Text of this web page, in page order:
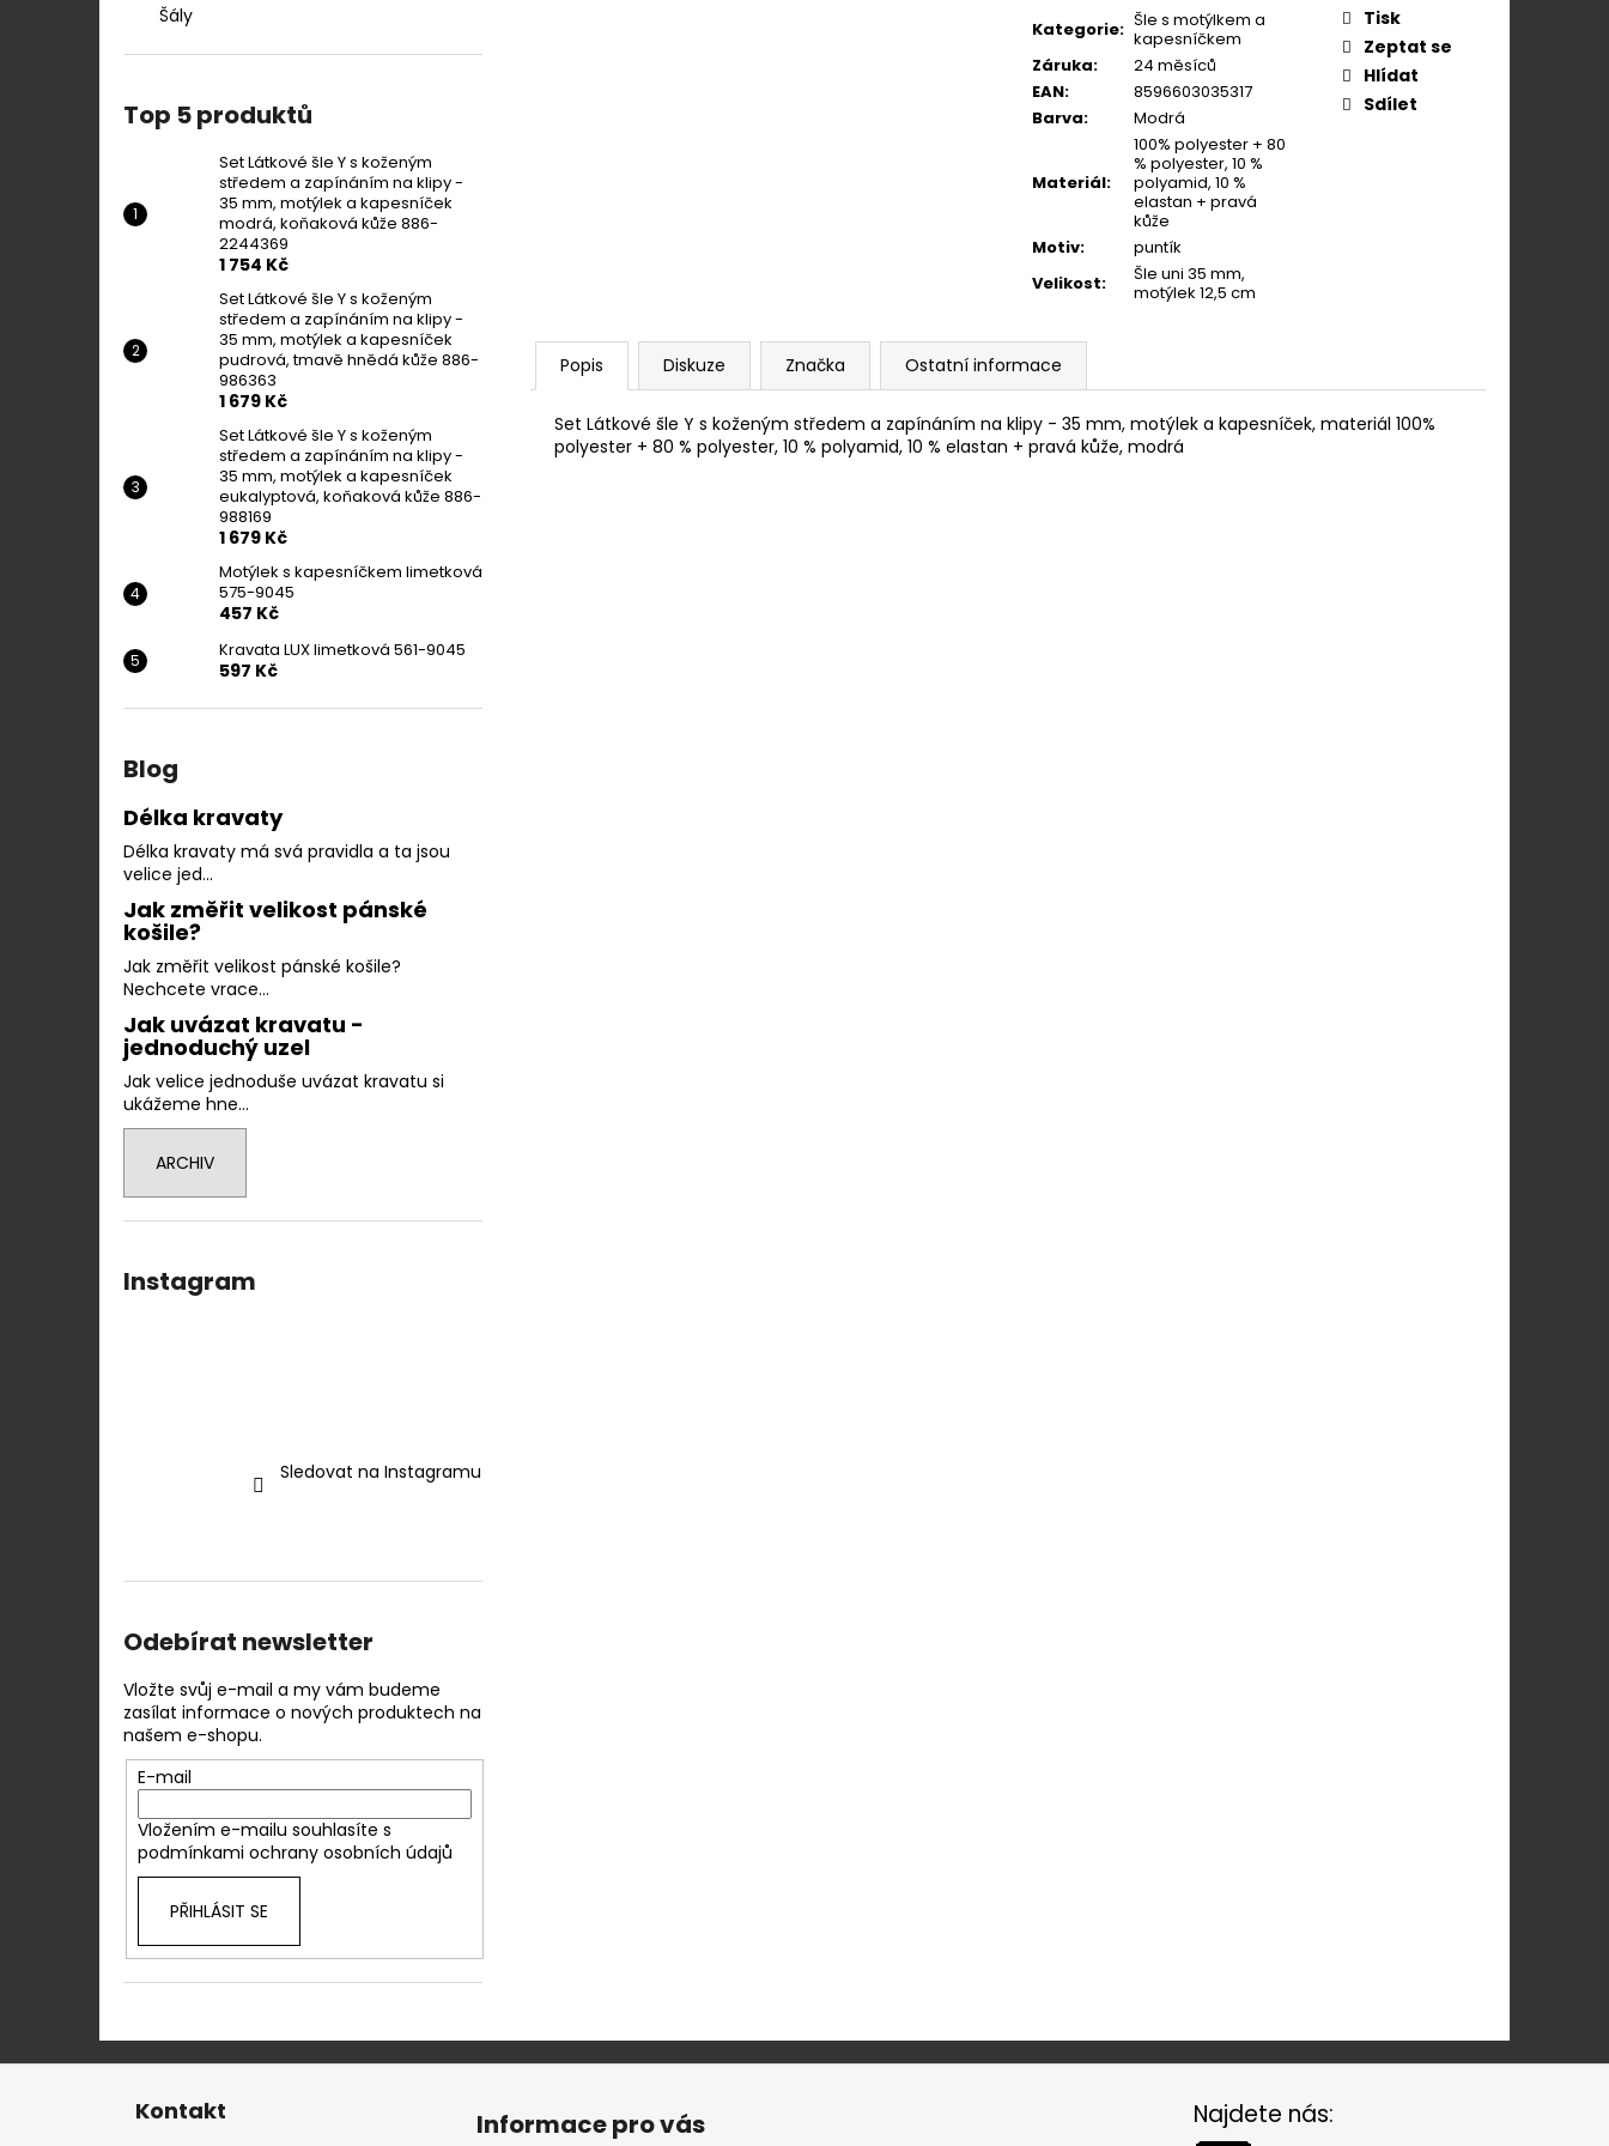
Šály
Top 5 produktů
Set Látkové šle Y s koženým
středem a zapínáním na klipy -
35 mm, motýlek a kapesníček
modrá, koňaková kůže 886-
2244369
1 754 Kč
Set Látkové šle Y s koženým
středem a zapínáním na klipy -
35 mm, motýlek a kapesníček
pudrová, tmavě hnědá kůže 886-
986363
1 679 Kč
Set Látkové šle Y s koženým
středem a zapínáním na klipy -
35 mm, motýlek a kapesníček
eukalyptová, koňaková kůže 886-
988169
1 679 Kč
Motýlek s kapesníčkem limetková
575-9045
457 Kč
Kravata LUX limetková 561-9045
597 Kč
Blog
Délka kravaty
Délka kravaty má svá pravidla a ta jsou
velice jed...
Jak změřit velikost pánské
košile?
Jak změřit velikost pánské košile?
Nechcete vrace...
Jak uvázat kravatu -
jednoduchý uzel
Jak velice jednoduše uvázat kravatu si
ukážeme hne...
ARCHIV
Instagram
Sledovat na Instagramu
Odebírat newsletter
Vložte svůj e-mail a my vám budeme
zasílat informace o nových produktech na
našem e-shopu.
E-mail
Vložením e-mailu souhlasíte s
podmínkami ochrany osobních údajů
PŘIHLÁSIT SE
Kategorie: Šle s motýlkem a
kapesníčkem
Záruka:
24 měsíců
EAN:
8596603035317
Barva: Modrá
Materiál:
100% polyester + 80
% polyester, 10 %
polyamid, 10 %
elastan + pravá
kůže
Motiv:
puntík
Velikost:
Šle uni 35 mm,
motýlek 12,5 cm
Tisk
Zeptat se
Hlídat
Sdílet
Popis Diskuze Značka Ostatní informace
Set Látkové šle Y s koženým středem a zapínáním na klipy - 35 mm, motýlek a kapesníček, materiál 100%
polyester + 80 % polyester, 10 % polyamid, 10 % elastan + pravá kůže, modrá
Kontakt Informace pro vás Najdete nás: